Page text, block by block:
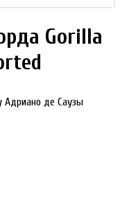
Gorilla
Адриано де Саузы